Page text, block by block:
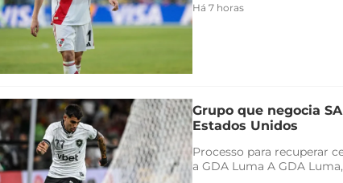
Há 7 horas
Grupo que negocia
Estados Unidos
Processo para recuperar
a GDA Luma A GDA